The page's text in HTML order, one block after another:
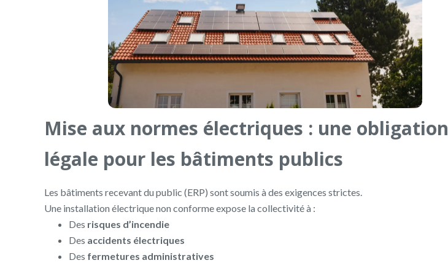
Mise aux normes électriques : une obligation
légale pour les bâtiments publics
Les bâtiments recevant du public (ERP) sont soumis à des exigences strictes.
Une installation électrique non conforme expose la collectivité à :
Des risques d’incendie
Des accidents électriques
Des fermetures administratives